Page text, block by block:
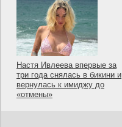
Настя Ивлеева впервые за
три года снялась в бикини и
вернулась к имиджу до
«отмены»